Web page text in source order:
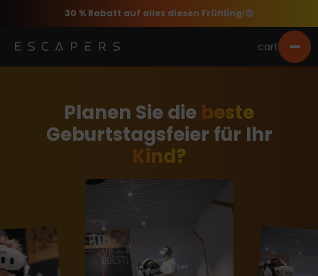
30 % Rabatt auf alles diesen Frühling!😍
cart
Planen Sie die beste
Geburtstagsfeier für Ihr
Kind?